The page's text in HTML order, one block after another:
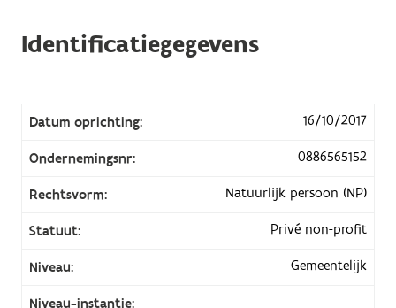
Identificatiegegevens
Datum oprichting: 16/10/2017
Ondernemingsnr: 0886565152
Rechtsvorm: Natuurlijk persoon (NP)
Statuut: Privé non-profit
Niveau: Gemeentelijk
Niveau-instantie: